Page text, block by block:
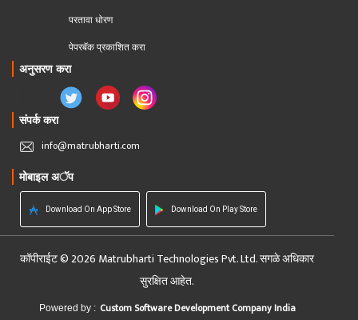
परतावा धोरण
पेपरबॅक प्रकाशित करा
अनुसरण करा
संपर्क करा
info@matrubharti.com
मोबाइल अॅप
Download On App Store Download On Play Store
कॉपीराईट © 2026 Matrubharti Technologies Pvt. Ltd. सगळे अधिकार
सुरक्षित आहेत.
Powered by : Custom Software Development Company India